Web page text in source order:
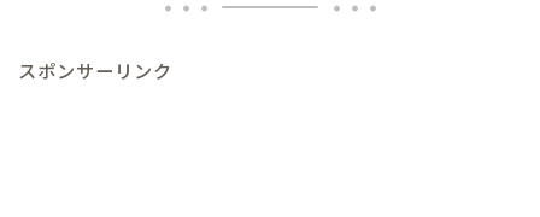
スポンサーリンク